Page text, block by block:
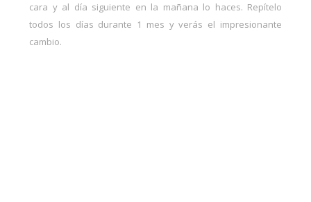
cara y al día siguiente en la mañana lo haces. Repítelo
todos los días durante 1 mes y verás el impresionante
cambio.